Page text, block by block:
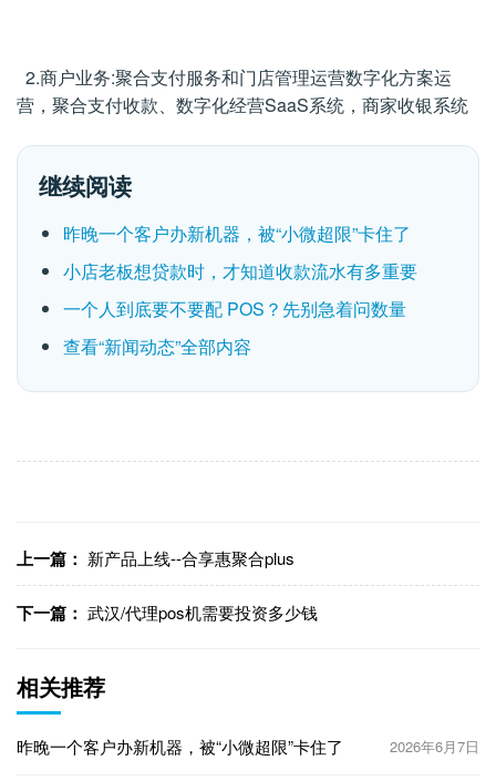
2.商户业务:聚合支付服务和门店管理运营数字化方案运
营，聚合支付收款、数字化经营SaaS系统，商家收银系统
继续阅读
昨晚一个客户办新机器，被“小微超限”卡住了
小店老板想贷款时，才知道收款流水有多重要
一个人到底要不要配 POS？先别急着问数量
查看“新闻动态”全部内容
上一篇： 新产品上线--合享惠聚合plus
下一篇： 武汉/代理pos机需要投资多少钱
相关推荐
昨晚一个客户办新机器，被“小微超限”卡住了 2026年6月7日